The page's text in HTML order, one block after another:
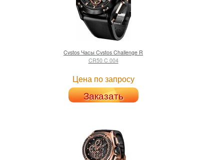
Cvstos Часы Cvstos Challenge R
CR50 C 004
Цена по запросу
Заказать